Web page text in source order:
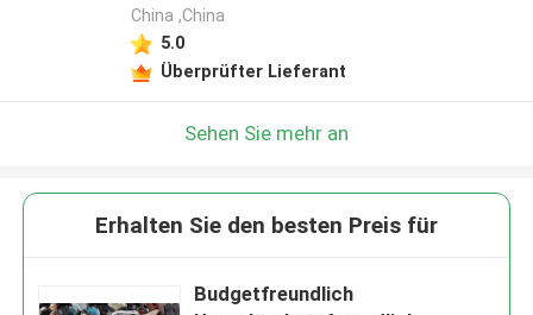
China ,China
5.0
Überprüfter Lieferant
Sehen Sie mehr an
Erhalten Sie den besten Preis für
Budgetfreundlich